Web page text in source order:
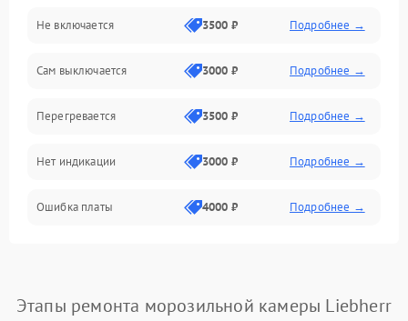
Не включается 3500 ₽ Подробнее →
Сам выключается 3000 ₽ Подробнее →
Перегревается 3500 ₽ Подробнее →
Нет индикации 3000 ₽ Подробнее →
Ошибка платы 4000 ₽ Подробнее →
Этапы ремонта морозильной камеры Liebherr